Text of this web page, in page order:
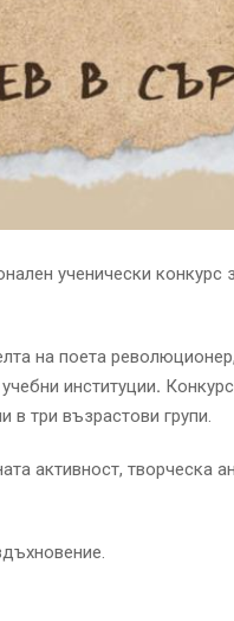
ученически конкурс
на поета
институции.
в три възрастови групи.
активност, творческа